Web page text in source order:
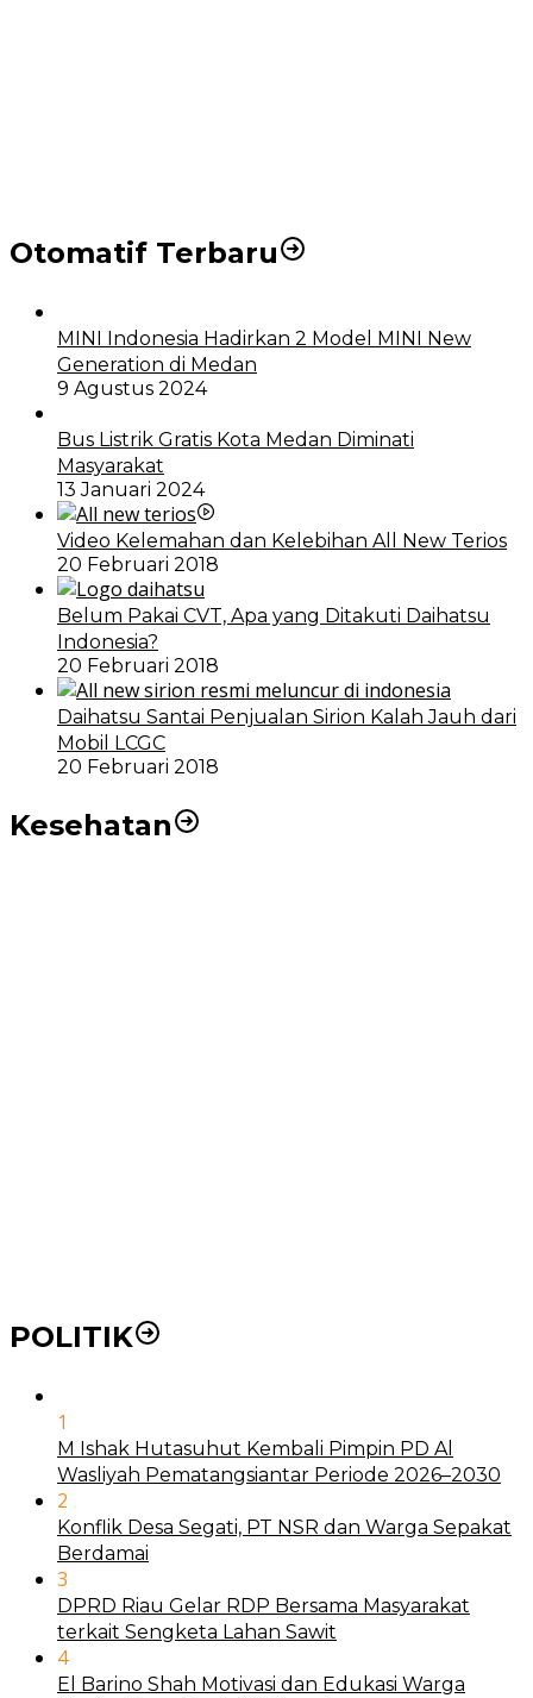
Otomatif Terbaru
MINI Indonesia Hadirkan 2 Model MINI New
Generation di Medan
9 Agustus 2024
Bus Listrik Gratis Kota Medan Diminati
Masyarakat
13 Januari 2024
Video Kelemahan dan Kelebihan All New Terios
20 Februari 2018
Belum Pakai CVT, Apa yang Ditakuti Daihatsu
Indonesia?
20 Februari 2018
Daihatsu Santai Penjualan Sirion Kalah Jauh dari
Mobil LCGC
20 Februari 2018
Kesehatan
POLITIK
1
M Ishak Hutasuhut Kembali Pimpin PD Al
Wasliyah Pematangsiantar Periode 2026–2030
2
Konflik Desa Segati, PT NSR dan Warga Sepakat
Berdamai
3
DPRD Riau Gelar RDP Bersama Masyarakat
terkait Sengketa Lahan Sawit
4
El Barino Shah Motivasi dan Edukasi Warga